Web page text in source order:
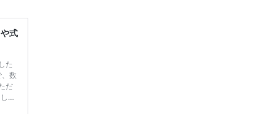
式
た
数
だ
ま